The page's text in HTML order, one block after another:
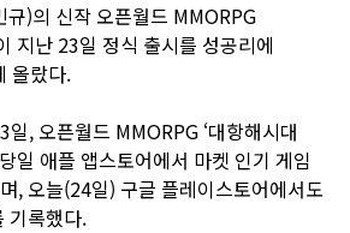
규)의 신작 오픈월드 MMORPG
지난 23일 정식 출시를 성공리에
올랐다.
, 오픈월드 MMORPG ‘대항해시대
일 애플 앱스토어에서 마켓 인기 게임
, 오늘(24일) 구글 플레이스토어에서도
기록했다.